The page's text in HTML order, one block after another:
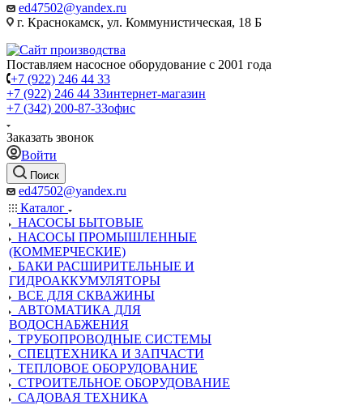
ed47502@yandex.ru
г. Краснокамск, ул. Коммунистическая, 18 Б
Поставляем насосное оборудование с 2001 года
+7 (922) 246 44 33
+7 (922) 246 44 33интернет-магазин
+7 (342) 200-87-33офис
Заказать звонок
Войти
Поиск
ed47502@yandex.ru
Каталог
НАСОСЫ БЫТОВЫЕ
НАСОСЫ ПРОМЫШЛЕННЫЕ
(КОММЕРЧЕСКИЕ)
БАКИ РАСШИРИТЕЛЬНЫЕ И
ГИДРОАККУМУЛЯТОРЫ
ВСЕ ДЛЯ СКВАЖИНЫ
АВТОМАТИКА ДЛЯ
ВОДОСНАБЖЕНИЯ
ТРУБОПРОВОДНЫЕ СИСТЕМЫ
СПЕЦТЕХНИКА И ЗАПЧАСТИ
ТЕПЛОВОЕ ОБОРУДОВАНИЕ
СТРОИТЕЛЬНОЕ ОБОРУДОВАНИЕ
САДОВАЯ ТЕХНИКА